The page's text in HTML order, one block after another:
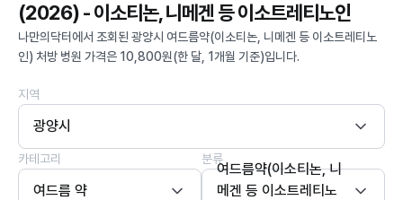
(2026) - 이소티논, 니메겐 등 이소트레티노인
나만의닥터에서 조회된 광양시 여드름약(이소티논, 니메겐 등 이소트레티노
인) 처방 병원 가격은 10,800원(한 달, 1개월 기준)입니다.
지역
광양시
카테고리
여드름 약
분류
여드름약(이소티논, 니
메겐 등 이소트레티노